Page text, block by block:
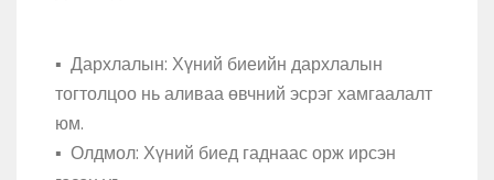
▪️ Дархлалын: Хүний биеийн дархлалын
тогтолцоо нь аливаа өвчний эсрэг хамгаалалт
юм.
▪️ Олдмол: Хүний биед гаднаас орж ирсэн